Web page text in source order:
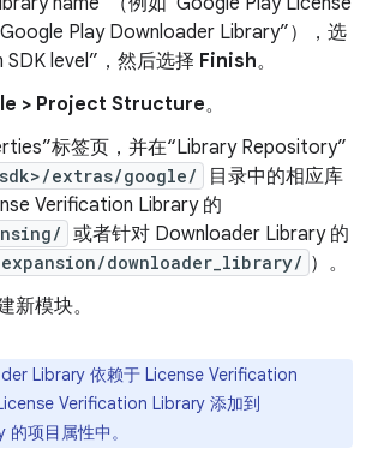
Play Downloader Library”），选
SDK level”，然后选择 Finish。
> Project Structure。
标签页，并在“Library Repository”
extras/google/
目录中的相应库
Verification Library 的
或者针对 Downloader Library 的
downloader_library/ ）。
新模块。
Library 依赖于 License Verification
Verification Library 添加到
项目属性中。